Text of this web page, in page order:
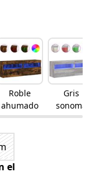
Roble
ahumado
Gris
sonoma
el